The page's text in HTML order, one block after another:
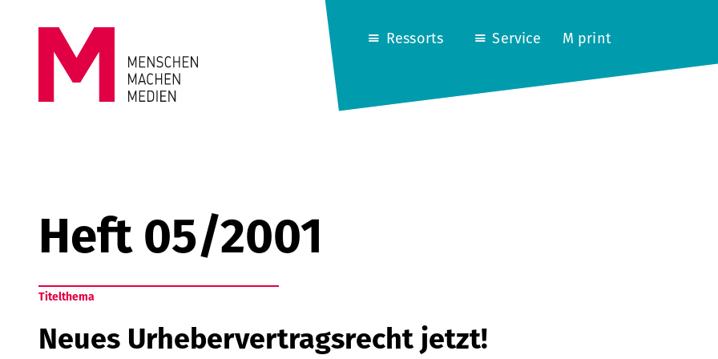
MEDIEN
Ressorts Service M print
Heft 05/2001
Titelthema
Neues Urhebervertragsrecht jetzt!